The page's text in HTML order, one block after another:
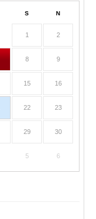
S N
1 2
8 9
15 16
22 23
29 30
5 6